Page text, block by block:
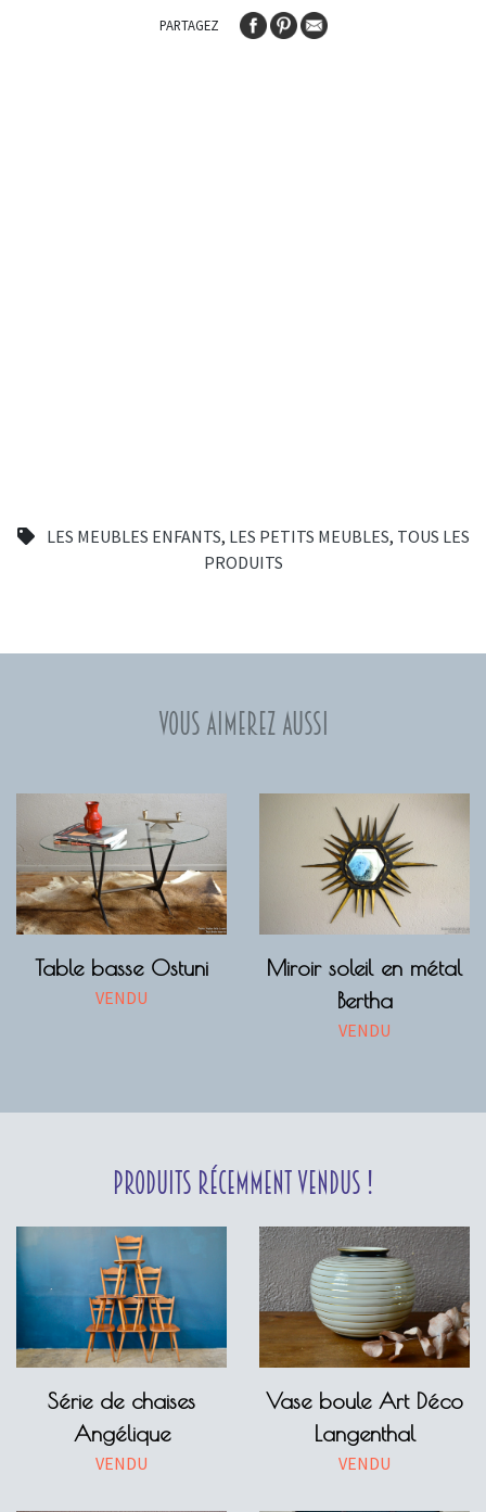
LES MEUBLES ENFANTS, LES PETITS MEUBLES, TOUS LES
PRODUITS
PARTAGEZ
Vous aimerez aussi
Table basse Ostuni
VENDU
Miroir soleil en métal
Bertha
VENDU
Produits récemment vendus !
Série de chaises
Angélique
VENDU
Vase boule Art Déco
Langenthal
VENDU